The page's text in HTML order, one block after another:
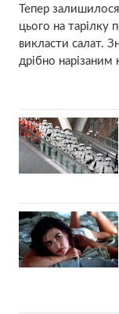
Тепер
цього на тарілку
викласти салат.
дрібно нарізаним